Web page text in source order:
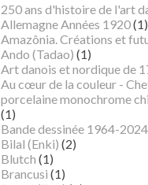
250 ans d'histoire de l'art
Allemagne Années 1920(1)
Amazônia. Créations et
Ando (Tadao) (1)
Art danois et nordique de
Au cœur de la couleur -
porcelaine monochrome
(1)
Bande dessinée 1964-2024
Bilal (Enki) (2)
Blutch (1)
Brancusi (1)